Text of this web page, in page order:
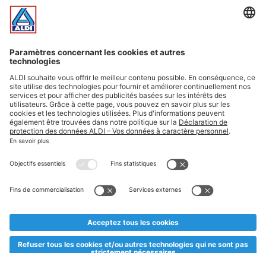
Infos essentielles
Suivez ALDI Luxembourg
Textes marqués d'un astérisque et mentions légales
esoulaang bis de Stock eidel ass. Mir soen Iech Merci fir Äert
Planifikatioun ausverkaaft sollte sinn. De VALORLUX-Präis an
** Op dësem Site huet d'Benotze vun der männlecher Form eng
besser Liesbarkeet am Sënn an huet keng diskriminéierend